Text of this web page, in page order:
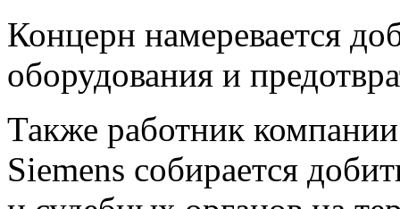
Концерн намеревается
оборудования и
Также работник
Siemens собирается